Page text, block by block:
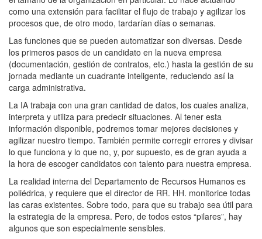
como una extensión para facilitar el flujo de trabajo y agilizar los
procesos que, de otro modo, tardarían días o semanas.
Las funciones que se pueden automatizar son diversas. Desde
los primeros pasos de un candidato en la nueva empresa
(documentación, gestión de contratos, etc.) hasta la gestión de su
jornada mediante un cuadrante inteligente, reduciendo así la
carga administrativa.
La IA trabaja con una gran cantidad de datos, los cuales analiza,
interpreta y utiliza para predecir situaciones. Al tener esta
información disponible, podremos tomar mejores decisiones y
agilizar nuestro tiempo. También permite corregir errores y divisar
lo que funciona y lo que no, y, por supuesto, es de gran ayuda a
la hora de escoger candidatos con talento para nuestra empresa.
La realidad interna del Departamento de Recursos Humanos es
poliédrica, y requiere que el director de RR. HH. monitorice todas
las caras existentes. Sobre todo, para que su trabajo sea útil para
la estrategia de la empresa. Pero, de todos estos “pilares”, hay
algunos que son especialmente sensibles.